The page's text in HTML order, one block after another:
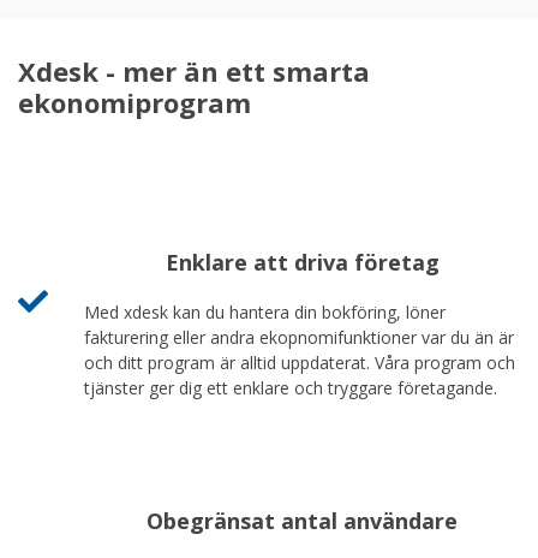
Xdesk - mer än ett smarta
ekonomiprogram
Enklare att driva företag
Med xdesk kan du hantera din bokföring, löner
fakturering eller andra ekopnomifunktioner var du än är
och ditt program är alltid uppdaterat. Våra program och
tjänster ger dig ett enklare och tryggare företagande.
Obegränsat antal användare